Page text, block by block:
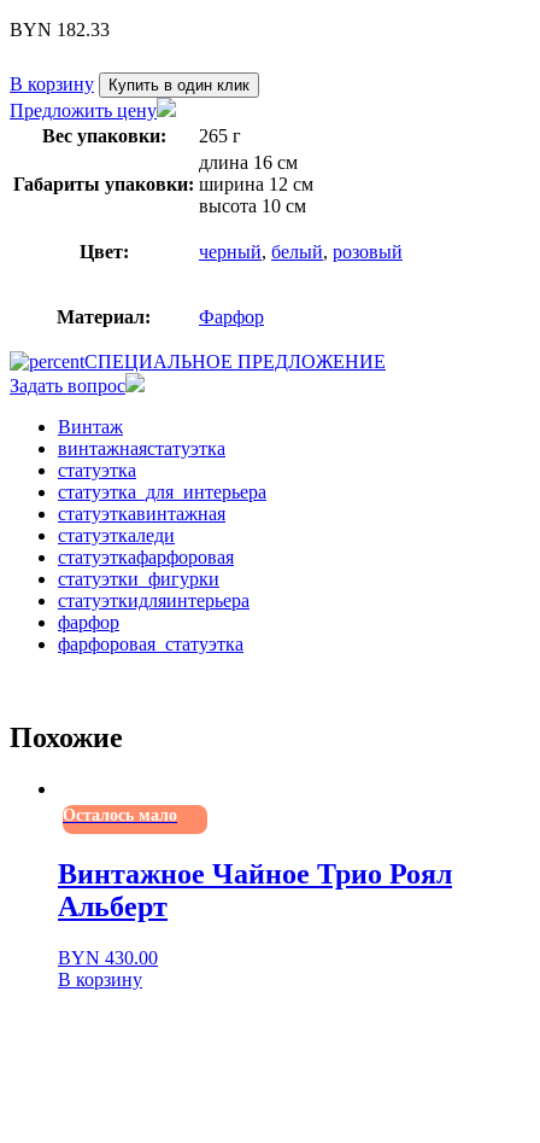
BYN 182.33
В корзину Купить в один клик
Предложить цену
Вес упаковки:
265 г
Габариты упаковки:
длина 16 см
ширина 12 см
высота 10 см
Цвет: черный, белый, розовый
Материал: Фарфор
СПЕЦИАЛЬНОЕ ПРЕДЛОЖЕНИЕ
Задать вопрос
Винтаж
винтажнаястатуэтка
статуэтка
статуэтка_для_интерьера
статуэткавинтажная
статуэткаледи
статуэткафарфоровая
статуэтки_фигурки
статуэткидляинтерьера
фарфор
фарфоровая_статуэтка
Похожие
Осталось мало
Винтажное Чайное Трио Роял
Альберт
BYN 430.00
В корзину